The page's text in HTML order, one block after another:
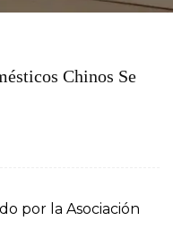
Chinos Se
por la Asociación